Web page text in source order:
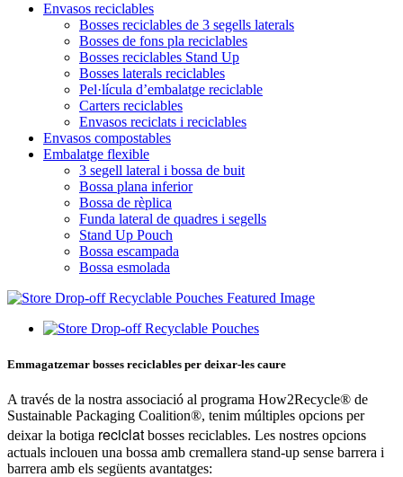
Envasos reciclables
Bosses reciclables de 3 segells laterals
Bosses de fons pla reciclables
Bosses reciclables Stand Up
Bosses laterals reciclables
Pel·lícula d’embalatge reciclable
Carters reciclables
Envasos reciclats i reciclables
Envasos compostables
Embalatge flexible
3 segell lateral i bossa de buit
Bossa plana inferior
Bossa de rèplica
Funda lateral de quadres i segells
Stand Up Pouch
Bossa escampada
Bossa esmolada
Emmagatzemar bosses reciclables per deixar-les caure
A través de la nostra associació al programa How2Recycle® de
Sustainable Packaging Coalition®, tenim múltiples opcions per
deixar la botiga reciclat bosses reciclables. Les nostres opcions
actuals inclouen una bossa amb cremallera stand-up sense barrera i
barrera amb els següents avantatges: